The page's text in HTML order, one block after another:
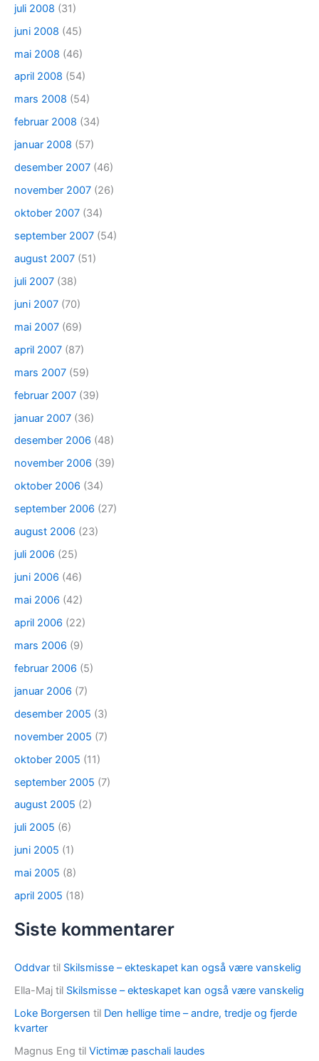
juli 2008 (31)
juni 2008 (45)
mai 2008 (46)
april 2008 (54)
mars 2008 (54)
februar 2008 (34)
januar 2008 (57)
desember 2007 (46)
november 2007 (26)
oktober 2007 (34)
september 2007 (54)
august 2007 (51)
juli 2007 (38)
juni 2007 (70)
mai 2007 (69)
april 2007 (87)
mars 2007 (59)
februar 2007 (39)
januar 2007 (36)
desember 2006 (48)
november 2006 (39)
oktober 2006 (34)
september 2006 (27)
august 2006 (23)
juli 2006 (25)
juni 2006 (46)
mai 2006 (42)
april 2006 (22)
mars 2006 (9)
februar 2006 (5)
januar 2006 (7)
desember 2005 (3)
november 2005 (7)
oktober 2005 (11)
september 2005 (7)
august 2005 (2)
juli 2005 (6)
juni 2005 (1)
mai 2005 (8)
april 2005 (18)
Siste kommentarer
Oddvar til Skilsmisse – ekteskapet kan også være vanskelig
Ella-Maj til Skilsmisse – ekteskapet kan også være vanskelig
Loke Borgersen til Den hellige time – andre, tredje og fjerde
kvarter
Magnus Eng til Victimæ paschali laudes